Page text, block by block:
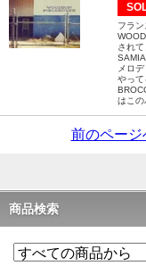
フラ
され
メロ
やって
はこの
前のページ
商品検索